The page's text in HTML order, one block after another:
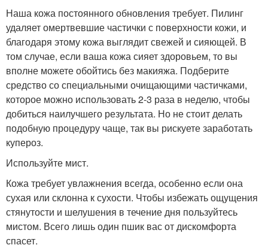
Наша кожа постоянного обновления требует. Пилинг
удаляет омертвевшие частички с поверхности кожи, и
благодаря этому кожа выглядит свежей и сияющей. В
том случае, если ваша кожа сияет здоровьем, то вы
вполне можете обойтись без макияжа. Подберите
средство со специальными очищающими частичками,
которое можно использовать 2-3 раза в неделю, чтобы
добиться наилучшего результата. Но не стоит делать
подобную процедуру чаще, так вы рискуете заработать
купероз.
Используйте мист.
Кожа требует увлажнения всегда, особенно если она
сухая или склонна к сухости. Чтобы избежать ощущения
стянутости и шелушения в течение дня пользуйтесь
мистом. Всего лишь один пшик вас от дискомфорта
спасет.